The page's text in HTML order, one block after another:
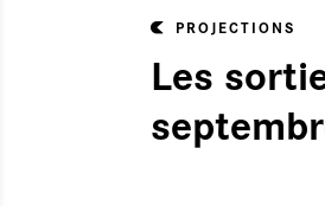
PROJECTIONS
Les